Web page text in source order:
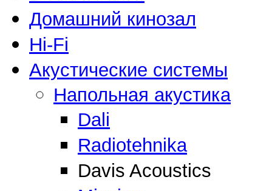
Домашний кинозал
Hi-Fi
Акустические системы
Напольная акустика
Dali
Radiotehnika
Davis Acoustics